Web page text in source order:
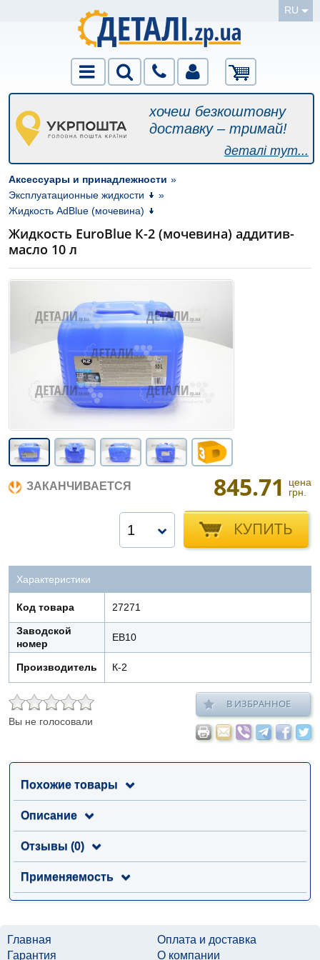
RU
хочеш безкоштовну
доставку – тримай!
деталі тут...
Аксессуары и принадлежности »
Эксплуатационные жидкости
»
Жидкость AdBlue (мочевина)
Жидкость EuroBlue К-2 (мочевина) аддитив-
масло 10 л
ЗАКАНЧИВАЕТСЯ 845.71
цена
грн.
КУПИТЬ
1
Характеристики
Код товара 27271
Заводской
номер
EB10
Производитель К-2
Вы не голосовали
В ИЗБРАННОЕ
Похожие товары
Описание
Отзывы (0)
Применяемость
Главная
Оплата и доставка
Гарантия
О компании